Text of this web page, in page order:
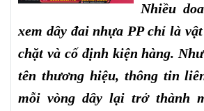
Nhiều
xem dây đai nhựa PP chỉ là
chặt và cố định kiện hàng.
tên thương hiệu, thông tin
mỗi vòng dây lại trở thành